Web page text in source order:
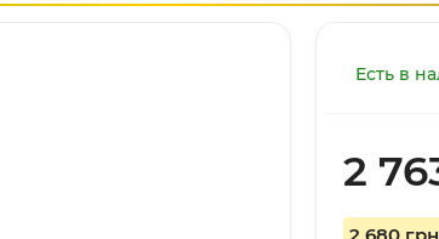
Есть в
2